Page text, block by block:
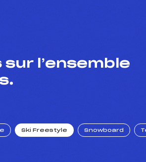
l’ensemble
Ski Freestyle Snowboard